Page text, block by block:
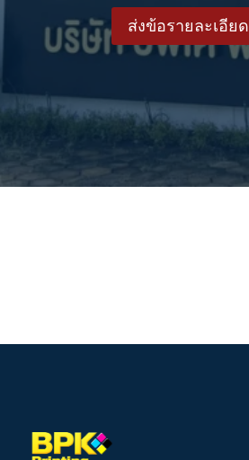
ส่งข้อรายละเอียด